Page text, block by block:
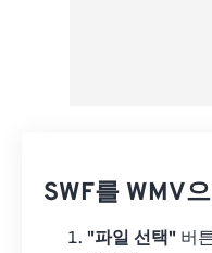
SWF를 WMV
"파일 선택" 버